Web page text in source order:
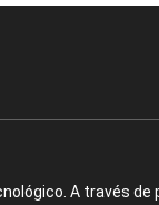
A través